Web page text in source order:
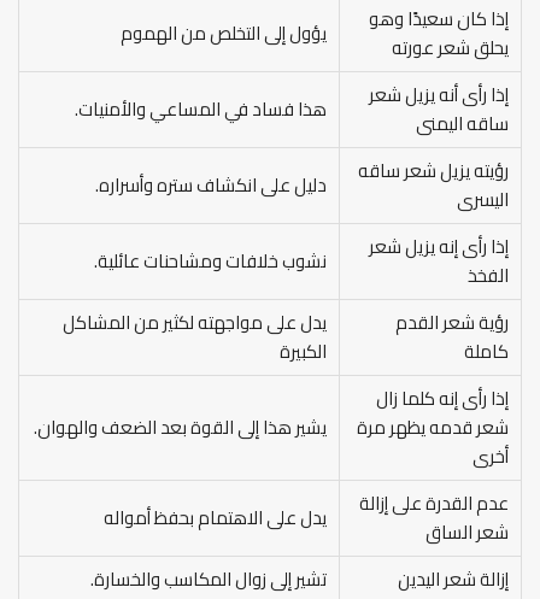
إذا كان سعيدًا وهو
يحلق شعر عورته
يؤول إلى التخلص من الهموم
إذا رأى أنه يزيل شعر
ساقه اليمنى
هذا فساد في المساعي والأمنيات.
رؤيته يزيل شعر ساقه
اليسرى
دليل على انكشاف ستره وأسراره.
إذا رأى إنه يزيل شعر
الفخذ
نشوب خلافات ومشاحنات عائلية.
رؤية شعر القدم
كاملة
يدل على مواجهته لكثير من المشاكل
الكبيرة
إذا رأى إنه كلما زال
شعر قدمه يظهر مرة
أخرى
يشير هذا إلى القوة بعد الضعف والهوان.
عدم القدرة على إزالة
شعر الساق
يدل على الاهتمام بحفظ أمواله
إزالة شعر اليدين
تشير إلى زوال المكاسب والخسارة.